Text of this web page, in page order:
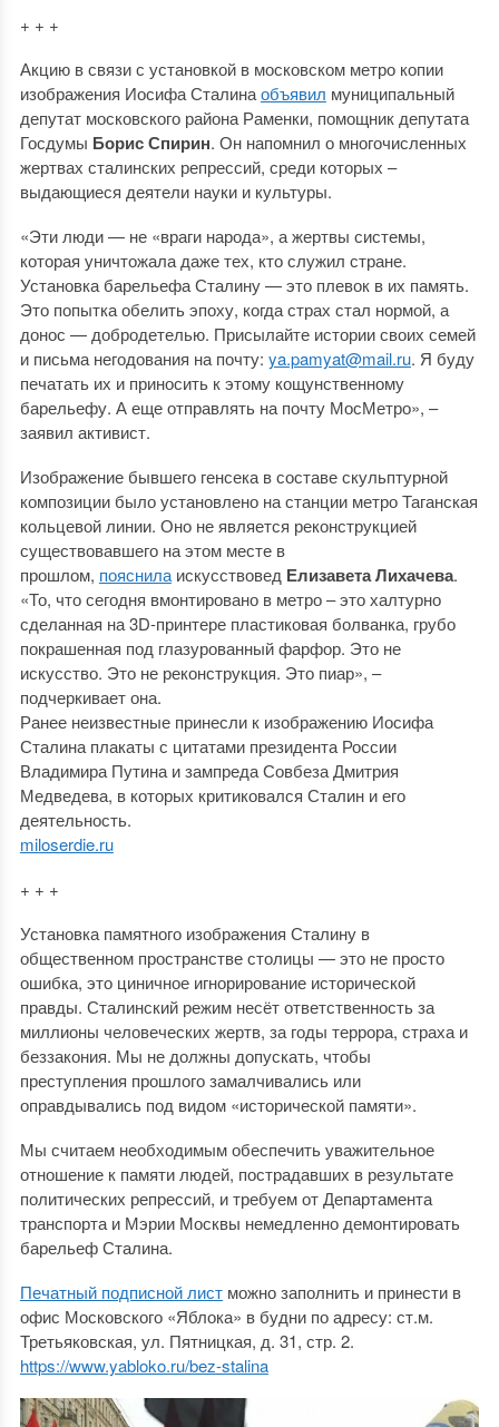
+ + +
Акцию в связи с установкой в московском метро копии
изображения Иосифа Сталинаобъявил муниципальный
депутат московского района Раменки, помощник депутата
Госдумы Борис Спирин. Он напомнил о многочисленных
жертвах сталинских репрессий, среди которых –
выдающиеся деятели науки и культуры.
«Эти люди — не «враги народа», а жертвы системы,
которая уничтожала даже тех, кто служил стране.
Установка барельефа Сталину — это плевок в их память.
Это попытка обелить эпоху, когда страх стал нормой, а
донос — добродетелью. Присылайте истории своих семей
и письма негодования на почту: ya.pamyat@mail.ru. Я буду
печатать их и приносить к этому кощунственному
барельефу. А еще отправлять на почту МосМетро», –
заявил активист.
Изображение бывшего генсека в составе скульптурной
композиции было установлено на станции метро Таганская
кольцевой линии. Оно не является реконструкцией
существовавшего на этом месте в
прошлом, пояснилаискусствовед Елизавета Лихачева.
«То, что сегодня вмонтировано в метро – это халтурно
сделанная на 3D-принтере пластиковая болванка, грубо
покрашенная под глазурованный фарфор. Это не
искусство. Это не реконструкция. Это пиар», –
подчеркивает она.
Ранее неизвестные принесли к изображению Иосифа
Сталина плакаты с цитатами президента России
Владимира Путина и зампреда Совбеза Дмитрия
Медведева, в которых критиковался Сталин и его
деятельность.
miloserdie.ru
+ + +
Установка памятного изображения Сталину в
общественном пространстве столицы — это не просто
ошибка, это циничное игнорирование исторической
правды. Сталинский режим несёт ответственность за
миллионы человеческих жертв, за годы террора, страха и
беззакония. Мы не должны допускать, чтобы
преступления прошлого замалчивались или
оправдывались под видом «исторической памяти».
Мы считаем необходимым обеспечить уважительное
отношение к памяти людей, пострадавших в результате
политических репрессий, и требуем от Департамента
транспорта и Мэрии Москвы немедленно демонтировать
барельеф Сталина.
Печатный подписной листможно заполнить и принести в
офис Московского «Яблока» в будни по адресу: ст.м.
Третьяковская, ул. Пятницкая, д. 31, стр. 2.
https://www.yabloko.ru/bez-stalina